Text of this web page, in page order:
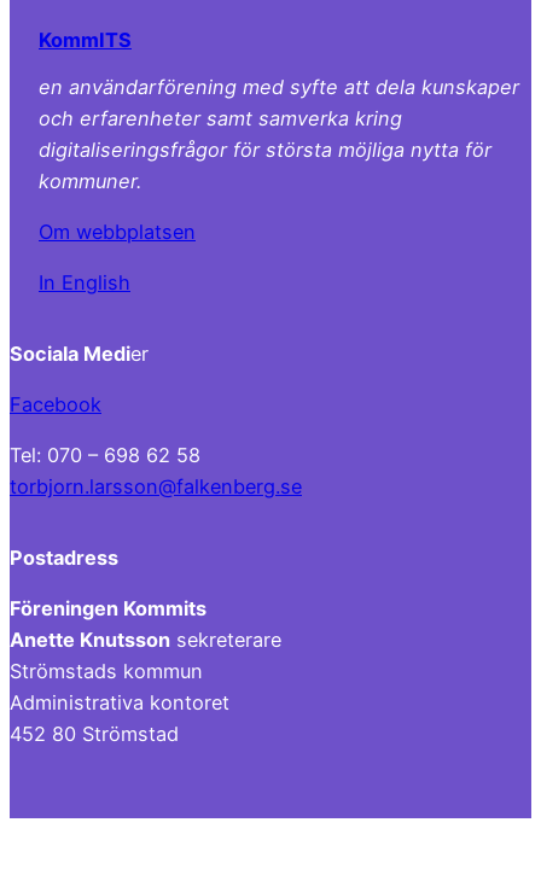
KommITS
en användarförening med syfte att dela kunskaper
och erfarenheter samt samverka kring
digitaliseringsfrågor för största möjliga nytta för
kommuner.
Om webbplatsen
In English
Sociala Medier
Facebook
Tel: 070 – 698 62 58
torbjorn.larsson@falkenberg.se
Postadress
Föreningen Kommits
Anette Knutsson sekreterare
Strömstads kommun
Administrativa kontoret
452 80 Strömstad